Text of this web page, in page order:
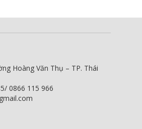
Hoàng Văn Thụ – TP. Thái
0866 115 966